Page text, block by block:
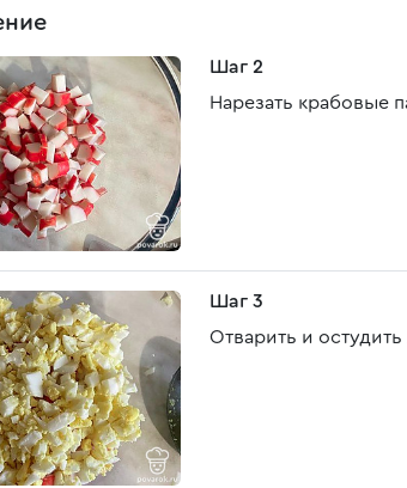
Шаг 2
Нарезать крабовые
Шаг 3
Отварить и